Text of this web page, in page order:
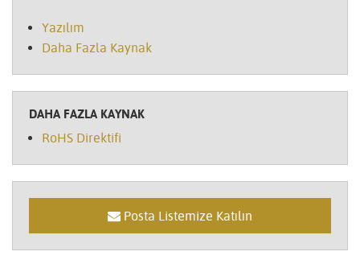
Yazılım
Daha Fazla Kaynak
DAHA FAZLA KAYNAK
RoHS Direktifi
Posta Listemize Katılın